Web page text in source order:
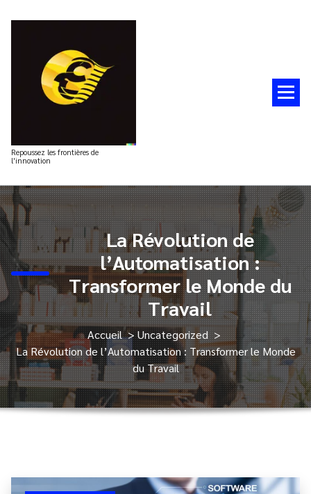
Repoussez les frontières de
l'innovation
La Révolution de
l’Automatisation :
Transformer le Monde du
Travail
Accueil>Uncategorized>
La Révolution de l’Automatisation : Transformer le Monde
du Travail